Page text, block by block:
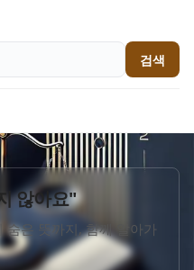
검색
않아요"
숨은 뜻까지, 함께 알아가